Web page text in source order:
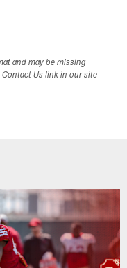
and may be missing
Us link in our site